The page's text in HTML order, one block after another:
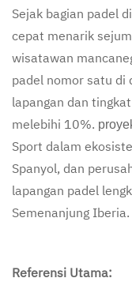
Sejak bagian padel
cepat menarik
wisatawan
padel nomor satu di
lapangan dan
melebihi 10%.
Sport dalam
Spanyol, dan
lapangan padel
Semenanjung Iberia.
Referensi Utama: